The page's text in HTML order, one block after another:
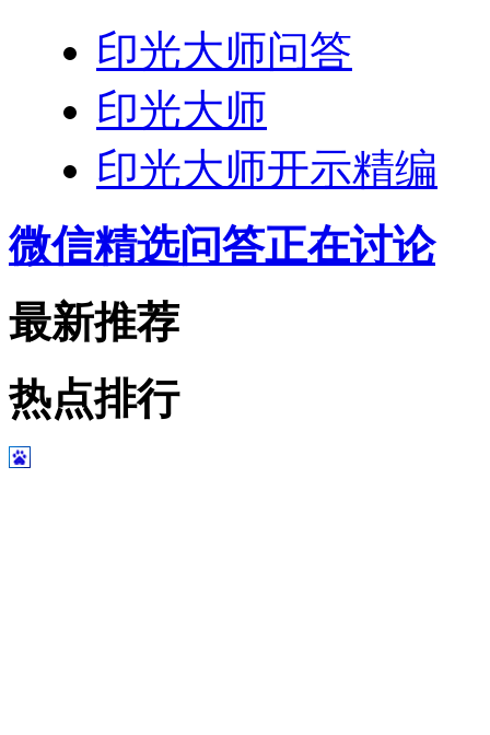
印光大师问答
印光大师
印光大师开示精编
微信精选问答正在讨论
最新推荐
热点排行